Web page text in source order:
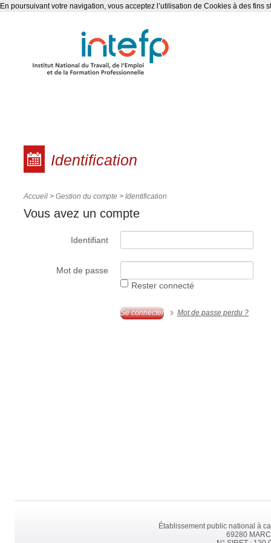
En poursuivant votre navigation, vous acceptez l’utilisation de Cookies à des fins
Identification
Accueil > Gestion du compte > Identification
Vous avez un compte
Identifiant
Mot de passe
Rester connecté
Se connecter Mot de passe perdu ?
Établissement public national à
69280